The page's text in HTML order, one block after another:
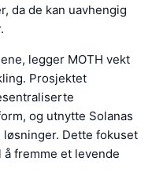
da de kan uavhengig
legger MOTH vekt
Prosjektet
og utnytte Solanas
Dette fokuset
fremme et levende